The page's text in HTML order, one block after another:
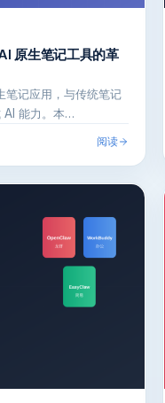
原生笔记工具的革
记应用，与传统笔记
AI 能力。本…
阅读